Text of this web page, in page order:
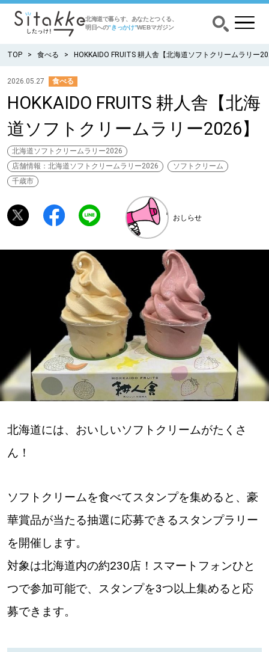
北海道で暮らす、あなたとつくる、
明日への”きっかけ”WEBマガジン
CATEGORY
食べる
出かける
暮らす
SitakkeTV
all
道北
道東
道央
TOP 食べる HOKKAIDO FRUITS 耕人舎【北海道ソフトクリームラリー
2026.05.27 食べる
HOKKAIDO FRUITS 耕人舎【北海
道ソフトクリームラリー2026】
北海道ソフトクリームラリー2026
店舗情報：北海道ソフトクリームラリー2026
ソフトクリーム
千歳市
おしらせ
北海道には、おいしいソフトクリームがたくさ
ん！
ソフトクリームを食べてスタンプを集めると、豪
華賞品が当たる抽選に応募できるスタンプラリー
を開催します。
対象は北海道内の約230店！スマートフォンひと
つで参加可能で、スタンプを3つ以上集めると応
募できます。